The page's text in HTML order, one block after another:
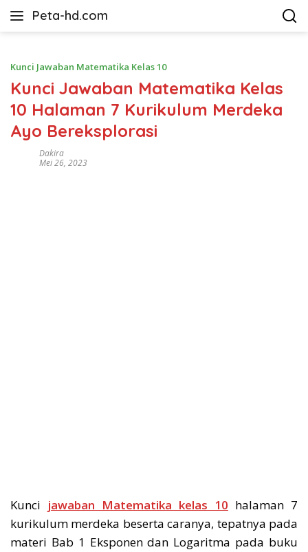
Peta-hd.com
Kumpulan
HD
Kunci Jawaban Matematika Kelas 10
Kunci Jawaban Matematika Kelas
10 Halaman 7 Kurikulum Merdeka
Ayo Bereksplorasi
Dakira
Mei 26, 2023
Kunci jawaban Matematika kelas 10 halaman 7
kurikulum merdeka beserta caranya, tepatnya pada
materi Bab 1 Eksponen dan Logaritma pada buku